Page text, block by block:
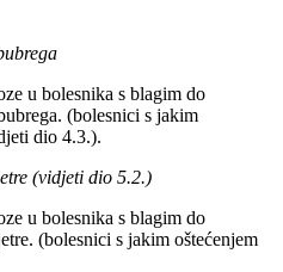
u bolesnika s blagim do
(bolesnici s jakim
dio 4.3.).
(vidjeti dio 5.2.)
u bolesnika s blagim do
(bolesnici s jakim oštećenjem